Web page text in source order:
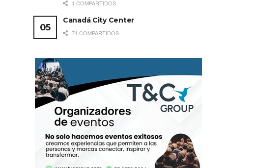
1 COMPARTIDOS
Canadá City Center
71 COMPARTIDOS